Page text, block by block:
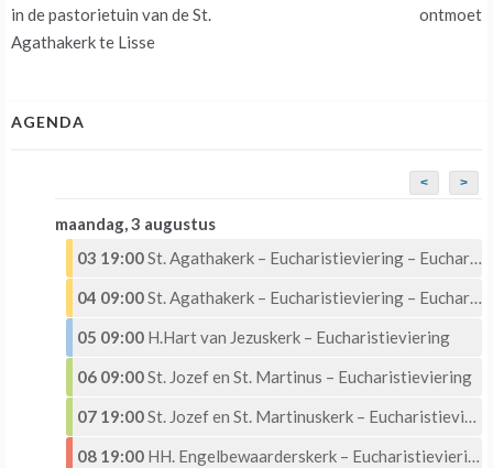
navigatie
in de pastorietuin van de St.
Agathakerk te Lisse
ontmoet
AGENDA
< >
maandag, 3 augustus
03 19:00St. Agathakerk – Eucharistieviering – Eucharistische Aanbidding
04 09:00St. Agathakerk – Eucharistieviering – Eucharistische Aanbidding
05 09:00 H.Hart van Jezuskerk – Eucharistieviering
06 09:00St. Jozef en St. Martinus – Eucharistieviering
07 19:00St. Jozef en St. Martinuskerk – Eucharistieviering met Eucharistische aanbidding
08 19:00 HH. Engelbewaarderskerk – Eucharistieviering –